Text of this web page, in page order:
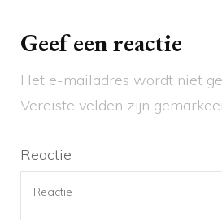
Geef een reactie
Het e-mailadres wordt niet
Vereiste velden zijn
Reactie